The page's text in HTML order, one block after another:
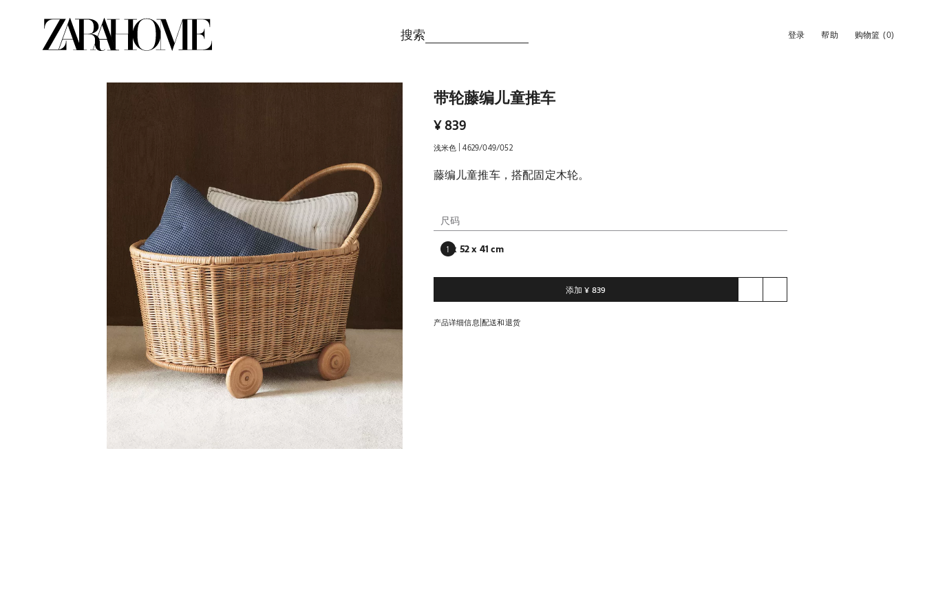
搜索 登录 帮助 购物篮 (0)
带轮藤编儿童推车
¥ 839
浅米色 | 4629/049/052
藤编儿童推车，搭配固定木轮。
尺码
61 x 52 x 41 cm
请输入购买数量
数量更新为 1 单位
添加¥ 839
产品详细信息 |配送和退货